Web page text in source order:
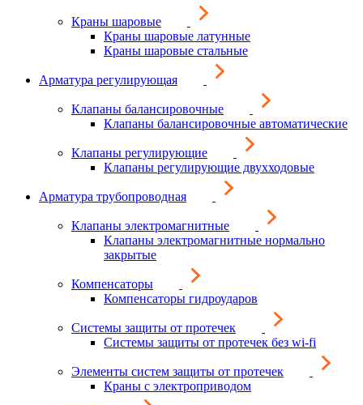
Краны шаровые
Краны шаровые латунные
Краны шаровые стальные
Арматура регулирующая
Клапаны балансировочные
Клапаны балансировочные автоматические
Клапаны регулирующие
Клапаны регулирующие двухходовые
Арматура трубопроводная
Клапаны электромагнитные
Клапаны электромагнитные нормально
закрытые
Компенсаторы
Компенсаторы гидроударов
Системы защиты от протечек
Системы защиты от протечек без wi-fi
Элементы систем защиты от протечек
Краны с электроприводом